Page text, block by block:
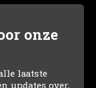
onze
laatste
updates over,